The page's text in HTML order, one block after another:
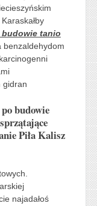
budowie tanio
benzaldehydom
gidran
budowie
Piła Kalisz
najadałoś